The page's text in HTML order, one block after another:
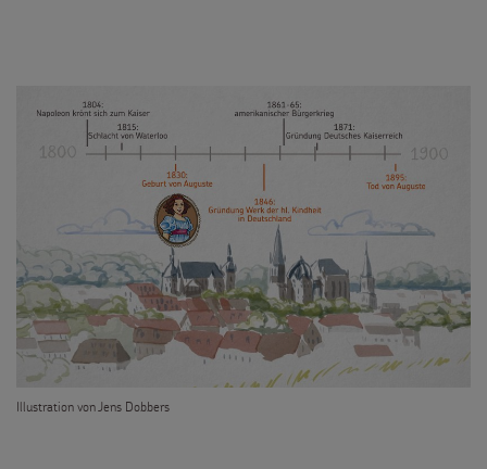
Sternsinger-Stiftung
Spende als Geschenk
Anlassspenden
Zinsen den Kindern
Vereine und Initiativen
Sternsingerspenden gezielt einsetzen
Testamentsspende
Spiele
Werde Sternsinger!
SHOP SPENDEN
Illustration von Jens Dobbers